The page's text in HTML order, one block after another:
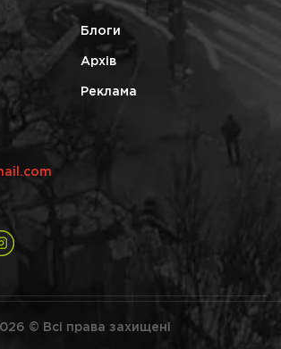
Блоги
Архів
Реклама
© Всі права захищені